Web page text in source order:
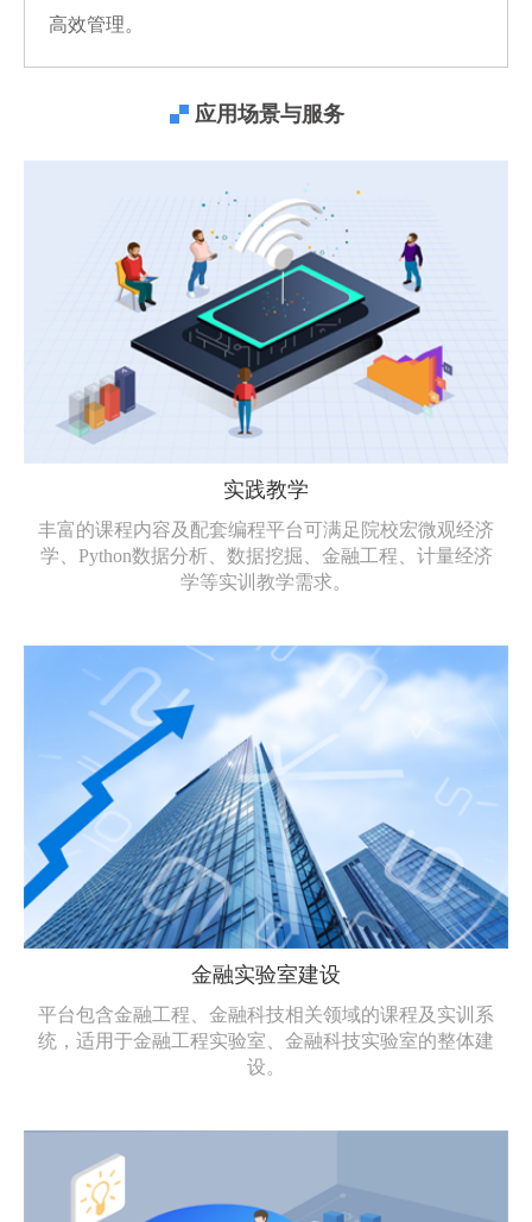
高效管理。
应用场景与服务
实践教学
丰富的课程内容及配套编程平台可满足院校宏微观经济
学、Python数据分析、数据挖掘、金融工程、计量经济
学等实训教学需求。
金融实验室建设
平台包含金融工程、金融科技相关领域的课程及实训系
统，适用于金融工程实验室、金融科技实验室的整体建
设。